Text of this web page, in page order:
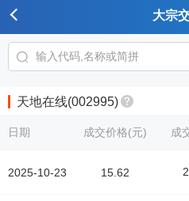
大宗
天地在线(002995)
日期
2025-10-23
成交价格(元) 成
15.62